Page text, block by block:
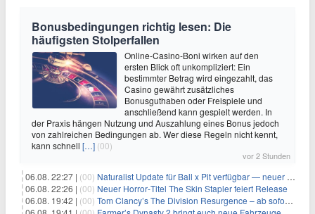
Bonusbedingungen richtig lesen: Die
häufigsten Stolperfallen
Online-Casino-Boni wirken auf den
ersten Blick oft unkompliziert: Ein
bestimmter Betrag wird eingezahlt, das
Casino gewährt zusätzliches
Bonusguthaben oder Freispiele und
anschließend kann gespielt werden. In
der Praxis hängen Nutzung und Auszahlung eines Bonus jedoch
von zahlreichen Bedingungen ab. Wer diese Regeln nicht kennt,
kann schnell […] (00)
vor 2 Stunden
06.08. 22:27 | (00) Naturalist Update für Ball x Pit verfügbar — neuer Content auf allen Plattformen
06.08. 22:26 | (00) Neuer Horror‑Titel The Skin Stapler feiert Release
06.08. 19:42 | (00) Tom Clancy’s The Division Resurgence – ab sofort für euch verfügbar